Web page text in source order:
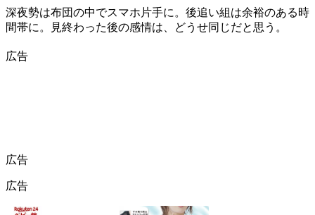
深夜勢は布団の中でスマホ片手に。後追い組は余裕のある時
間帯に。見終わった後の感情は、どうせ同じだと思う。
広告
広告
広告